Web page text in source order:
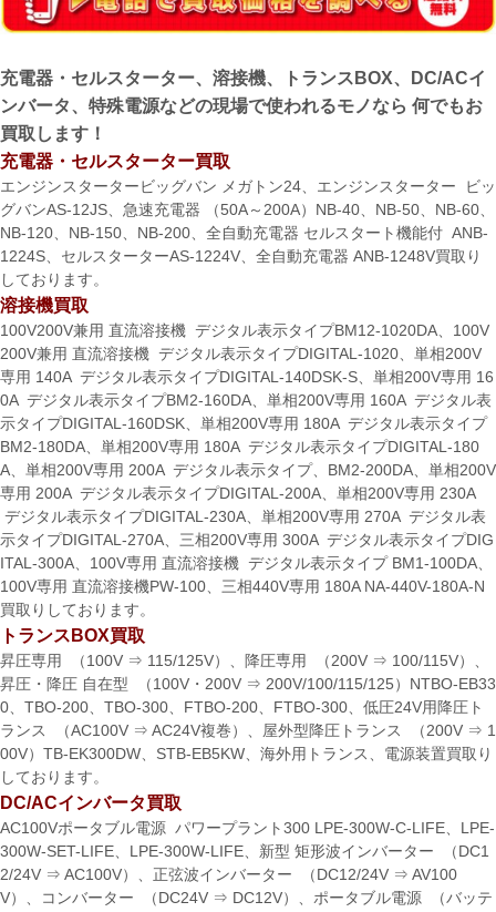
充電器・セルスターター、溶接機、トランスBOX、DC/ACイ
ンバータ、特殊電源などの現場で使われるモノなら 何でもお
買取します！
充電器・セルスターター買取
エンジンスタータービッグバン メガトン24、エンジンスターター ビッ
グバンAS-12JS、急速充電器 （50A～200A）NB-40、NB-50、NB-60、
NB-120、NB-150、NB-200、全自動充電器 セルスタート機能付 ANB-
1224S、セルスターターAS-1224V、全自動充電器 ANB-1248V買取り
しております。
溶接機買取
100V200V兼用 直流溶接機 デジタル表示タイプBM12-1020DA、100V
200V兼用 直流溶接機 デジタル表示タイプDIGITAL-1020、単相200V
専用 140A デジタル表示タイプDIGITAL-140DSK-S、単相200V専用 16
0A デジタル表示タイプBM2-160DA、単相200V専用 160A デジタル表
示タイプDIGITAL-160DSK、単相200V専用 180A デジタル表示タイプ
BM2-180DA、単相200V専用 180A デジタル表示タイプDIGITAL-180
A、単相200V専用 200A デジタル表示タイプ、BM2-200DA、単相200V
専用 200A デジタル表示タイプDIGITAL-200A、単相200V専用 230A
デジタル表示タイプDIGITAL-230A、単相200V専用 270A デジタル表
示タイプDIGITAL-270A、三相200V専用 300A デジタル表示タイプDIG
ITAL-300A、100V専用 直流溶接機 デジタル表示タイプ BM1-100DA、
100V専用 直流溶接機PW-100、三相440V専用 180A NA-440V-180A-N
買取りしております。
トランスBOX買取
昇圧専用 （100V ⇒ 115/125V）、降圧専用 （200V ⇒ 100/115V）、
昇圧・降圧 自在型 （100V・200V ⇒ 200V/100/115/125）NTBO-EB33
0、TBO-200、TBO-300、FTBO-200、FTBO-300、低圧24V用降圧ト
ランス （AC100V ⇒ AC24V複巻）、屋外型降圧トランス （200V ⇒ 1
00V）TB-EK300DW、STB-EB5KW、海外用トランス、電源装置買取り
しております。
DC/ACインバータ買取
AC100Vポータブル電源 パワープラント300 LPE-300W-C-LIFE、LPE-
300W-SET-LIFE、LPE-300W-LIFE、新型 矩形波インバーター （DC1
2/24V ⇒ AC100V）、正弦波インバーター （DC12/24V ⇒ AV100
V）、コンバーター （DC24V ⇒ DC12V）、ポータブル電源 （バッテ